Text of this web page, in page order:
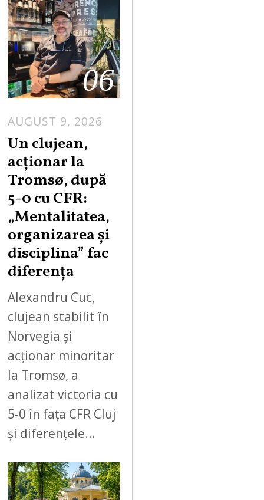
06
AUGUST 9, 2026
Un clujean,
acționar la
Tromsø, după
5-0 cu CFR:
„Mentalitatea,
organizarea și
disciplina” fac
diferența
Alexandru Cuc,
clujean stabilit în
Norvegia și
acționar minoritar
la Tromsø, a
analizat victoria cu
5-0 în fața CFR Cluj
și diferențele…